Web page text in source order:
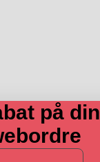
på din